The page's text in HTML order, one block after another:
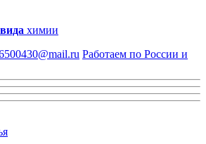
химии
Работаем по России и